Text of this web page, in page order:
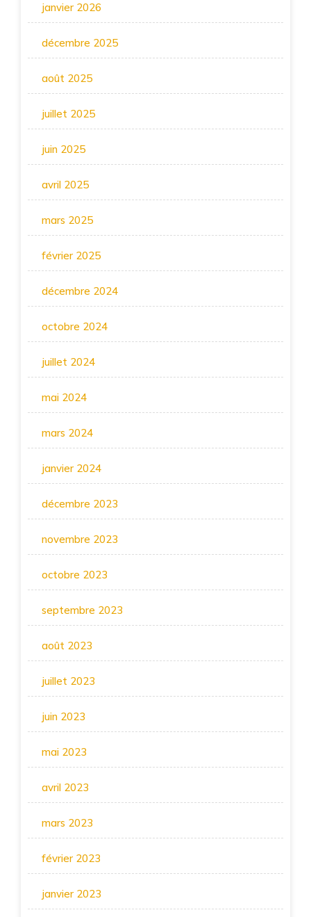
janvier 2026
décembre 2025
août 2025
juillet 2025
juin 2025
avril 2025
mars 2025
février 2025
décembre 2024
octobre 2024
juillet 2024
mai 2024
mars 2024
janvier 2024
décembre 2023
novembre 2023
octobre 2023
septembre 2023
août 2023
juillet 2023
juin 2023
mai 2023
avril 2023
mars 2023
février 2023
janvier 2023